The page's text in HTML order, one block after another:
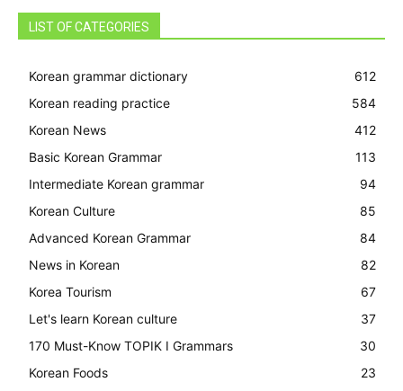
LIST OF CATEGORIES
Korean grammar dictionary
612
Korean reading practice
584
Korean News
412
Basic Korean Grammar
113
Intermediate Korean grammar
94
Korean Culture
85
Advanced Korean Grammar
84
News in Korean
82
Korea Tourism
67
Let's learn Korean culture
37
170 Must-Know TOPIK I Grammars
30
Korean Foods
23